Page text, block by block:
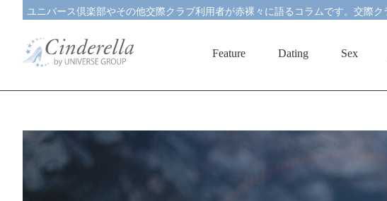
ユニバース倶楽部やその他交際クラブ利用者が赤裸々に語るコラムです。交際
Feature Dating Sex